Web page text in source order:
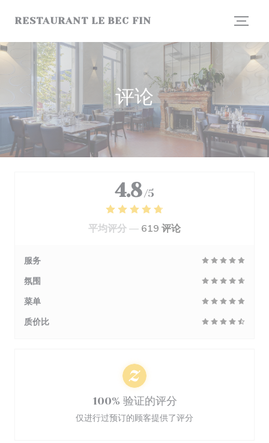
RESTAURANT LE BEC FIN
评论
4.8 /5
平均评分 — 619 评论
服务
氛围
菜单
质价比
100% 验证的评分
仅进行过预订的顾客提供了评分